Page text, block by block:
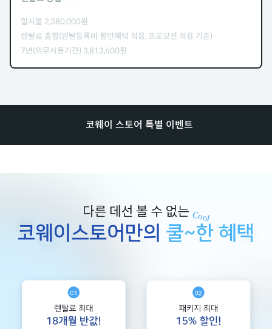
일시불 2,380,000원
렌탈료 총합(렌탈등록비 할인혜택 적용, 프로모션 적용 기준)
7년(의무사용기간) 3,813,600원
코웨이 스토어 특별 이벤트